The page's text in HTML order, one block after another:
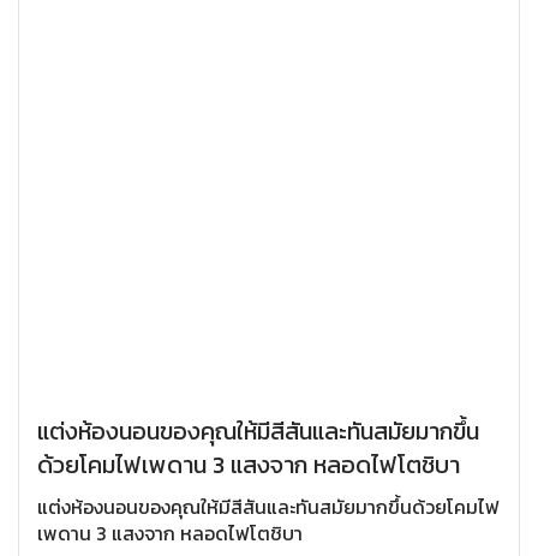
แต่งห้องนอนของคุณให้มีสีสันและทันสมัยมากขึ้น
ด้วยโคมไฟเพดาน 3 แสงจาก หลอดไฟโตชิบา
แต่งห้องนอนของคุณให้มีสีสันและทันสมัยมากขึ้นด้วยโคมไฟ
เพดาน 3 แสงจาก หลอดไฟโตชิบา